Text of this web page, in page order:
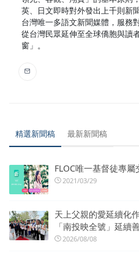
英、日文即時對外發出上千則新
台灣唯一多語文新聞媒體，服務
從台灣民眾延伸至全球僑胞與讀
窗」。
精選新聞稿 最新新聞稿
FLOC唯一基督徒專
2021/03/29
天上父親的愛延續化
「南投映全號」延續
2026/08/08